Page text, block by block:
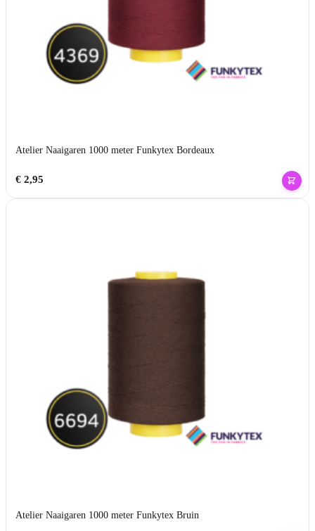
Atelier Naaigaren 1000 meter Funkytex Bordeaux
€2,95
Atelier Naaigaren 1000 meter Funkytex Bruin